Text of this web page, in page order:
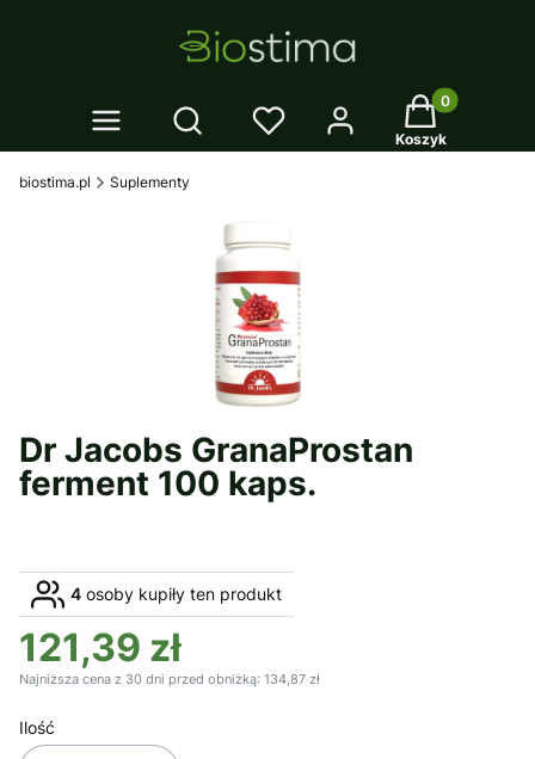
Otwórz wyszukiwarkę Twój koszyk:
Koszyk
biostima.pl Suplementy
Dr Jacobs GranaProstan
ferment 100 kaps.
4 osoby kupiły ten produkt
121,39 zł
Najniższa cena z 30 dni przed obniżką: 134,87 zł
Ilość